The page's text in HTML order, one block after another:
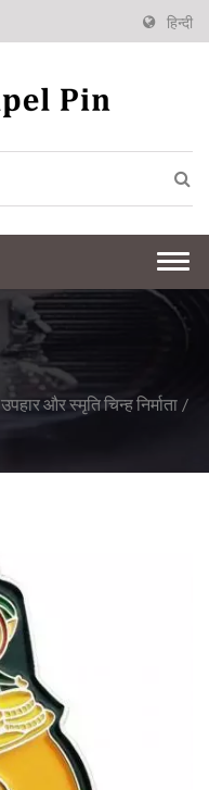
हिन्दी
और स्मृति चिन्ह निर्माता /